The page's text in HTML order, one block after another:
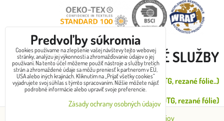
certifikáty
DOPLNKOVÉ SLUŽBY
Malá zákazková potlač od 1 do 30ks (DTG, rezané fólie..)
Veľkoodber potlač (sieťotlač, výšivka, DTG, rezané fólie)
Zásady ochrany osobných údajov
Predvoľby súkromia
Cookies používame na zlepšenie vašej návštevy tejto webovej
stránky, analýzu jej výkonnosti a zhromažďovanie údajov o jej
používaní. Na tento účel môžeme použiť nástroje a služby tretích
strán a zhromaždené údaje sa môžu preniesť k partnerom v EÚ,
USA alebo iných krajinách. Kliknutím na „Prijať všetky cookies“
vyjadrujete svoj súhlas s týmto spracovaním. Nižšie môžete nájsť
podrobné informácie alebo upraviť svoje preferencie.
Zásady ochrany osobných údajov